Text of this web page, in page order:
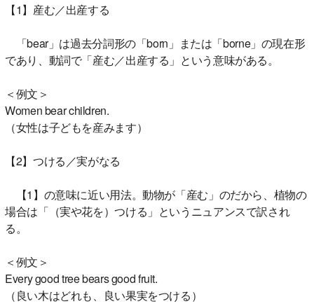
【1】産む／出産する
「bear」は過去分詞形の「born」または「borne」の現在形
であり、動詞で「産む／出産する」という意味がある。
＜例文＞
Women bear children.
（女性は子どもを産みます）
【2】つける／実がなる
【1】の意味に近い用法。動物が「産む」のだから、植物の
場合は「（実や花を）つける」というニュアンスで訳され
る。
＜例文＞
Every good tree bears good fruit.
（良い木はどれも、良い果実をつける）